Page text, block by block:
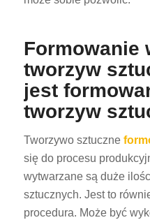
Formowanie
tworzyw
jest
tworzyw
Tworzywo sztuczne
się do procesu
wytwarzane są duże
sztucznych. Jest to
procedura. Może być